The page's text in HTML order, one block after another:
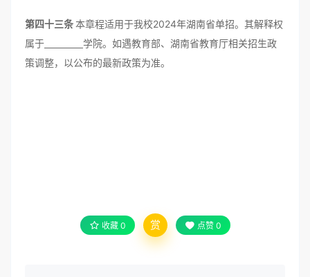
第四十三条本章程适用于我校2024年湖南省单招。其解释权
属于
学院。如遇教育部、湖南省教育厅相关招生政
策调整，以公布的最新政策为准。
收藏 0 赏 点赞 0